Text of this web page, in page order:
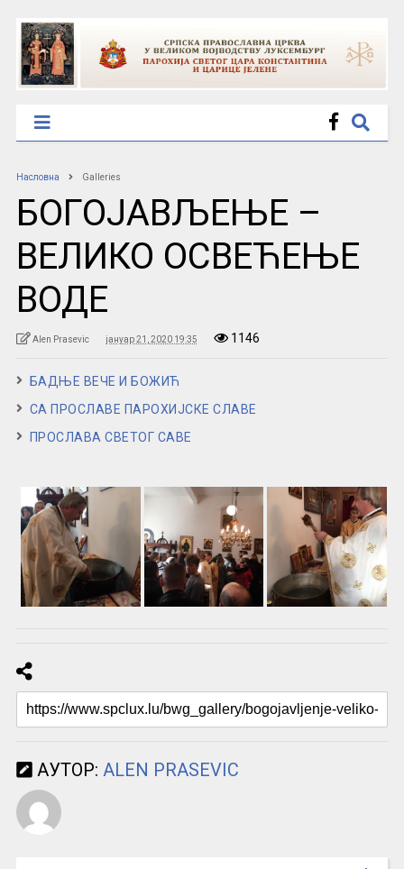
Насловна Galleries
БОГОЈАВЉЕЊЕ –
ВЕЛИКО ОСВЕЋЕЊЕ
ВОДЕ
Alen Prasevic јануар 21, 2020 19:35 1146
БАДЊЕ ВЕЧЕ И БОЖИЋ
СА ПРОСЛАВЕ ПАРОХИЈСКЕ СЛАВЕ
ПРОСЛАВА СВЕТОГ САВЕ
АУТОР: ALEN PRASEVIC